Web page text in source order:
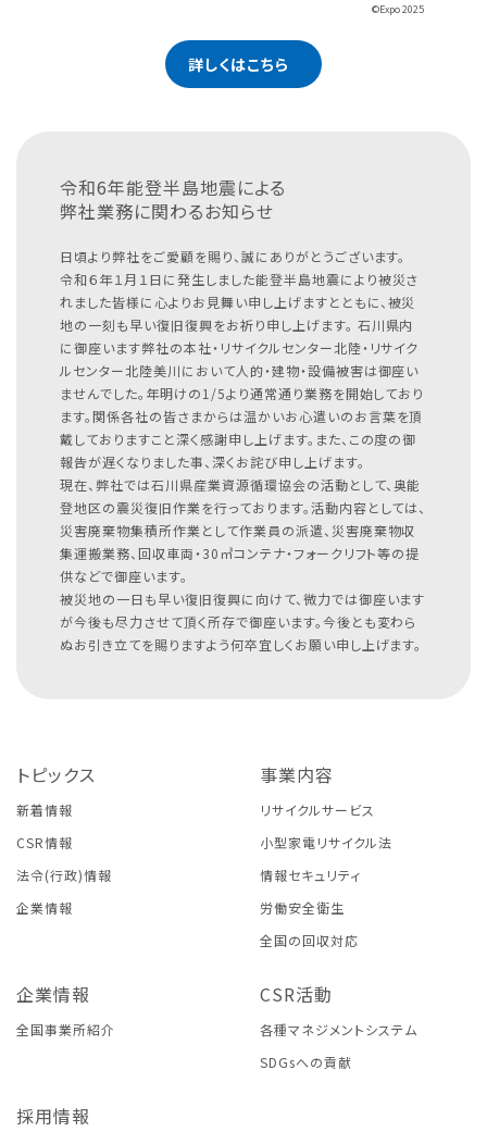
©Expo 2025
詳しくはこちら
令和6年能登半島地震による
弊社業務に関わるお知らせ
日頃より弊社をご愛顧を賜り、誠にありがとうございます。
令和６年１月１日に発生しました能登半島地震により被災さ
れました皆様に心よりお見舞い申し上げますとともに、被災
地の一刻も早い復旧復興をお祈り申し上げます。 石川県内
に御座います弊社の本社・リサイクルセンター北陸・リサイク
ルセンター北陸美川において人的・建物・設備被害は御座い
ませんでした。年明けの1/5より通常通り業務を開始しており
ます。関係各社の皆さまからは温かいお心遣いのお言葉を頂
戴しておりますこと深く感謝申し上げます。また、この度の御
報告が遅くなりました事、深くお詫び申し上げます。
現在、弊社では石川県産業資源循環協会の活動として、奥能
登地区の震災復旧作業を行っております。活動内容としては、
災害廃棄物集積所作業として作業員の派遣、災害廃棄物収
集運搬業務、回収車両・30㎥コンテナ・フォークリフト等の提
供などで御座います。
被災地の一日も早い復旧復興に向けて、微力では御座います
が今後も尽力させて頂く所存で御座います。今後とも変わら
ぬお引き立てを賜りますよう何卒宜しくお願い申し上げます。
トピックス
新着情報
CSR情報
法令(行政)情報
企業情報
事業内容
リサイクルサービス
小型家電リサイクル法
情報セキュリティ
労働安全衛生
全国の回収対応
企業情報
全国事業所紹介
CSR活動
各種マネジメントシステム
SDGsへの貢献
採用情報